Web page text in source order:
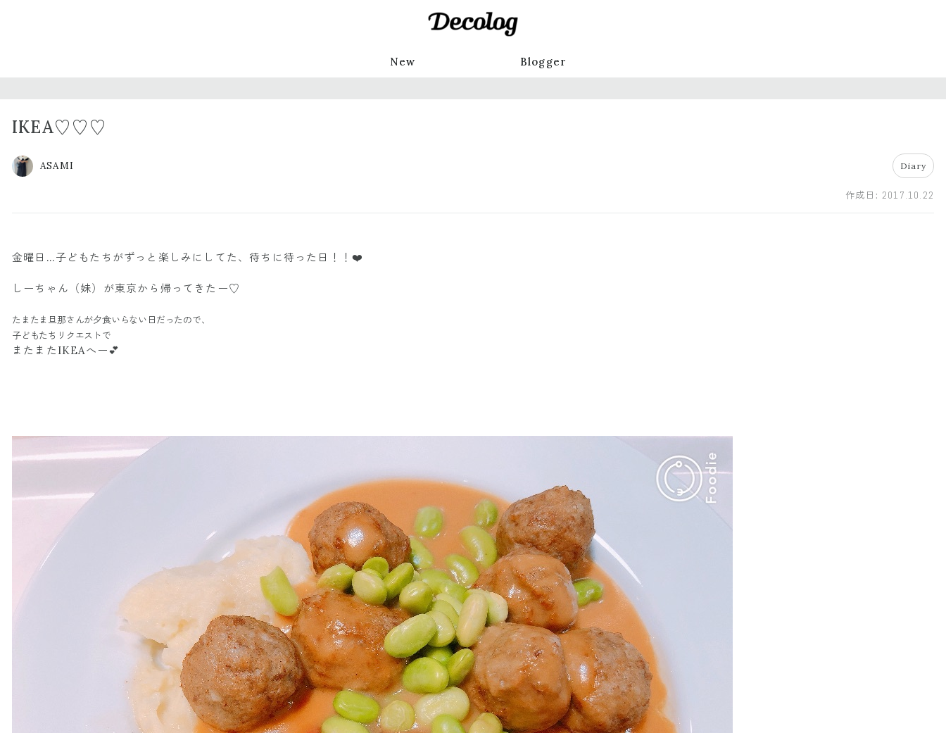
New Blogger
IKEA♡♡♡
ASAMI Diary
作成日: 2017.10.22
金曜日…子どもたちがずっと楽しみにしてた、待ちに待った日！！❤️
しーちゃん（妹）が東京から帰ってきたー♡
たまたま旦那さんが夕食いらない日だったので、
子どもたちリクエストで
またまたIKEAへー💕